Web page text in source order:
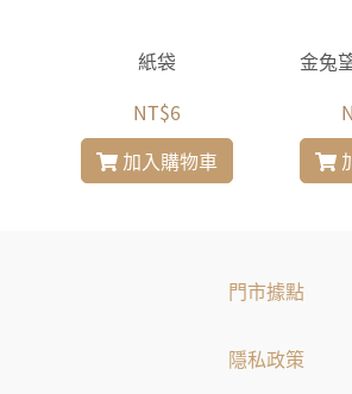
紙袋
NT$6
加入購物車
金兔
門市據點
隱私政策